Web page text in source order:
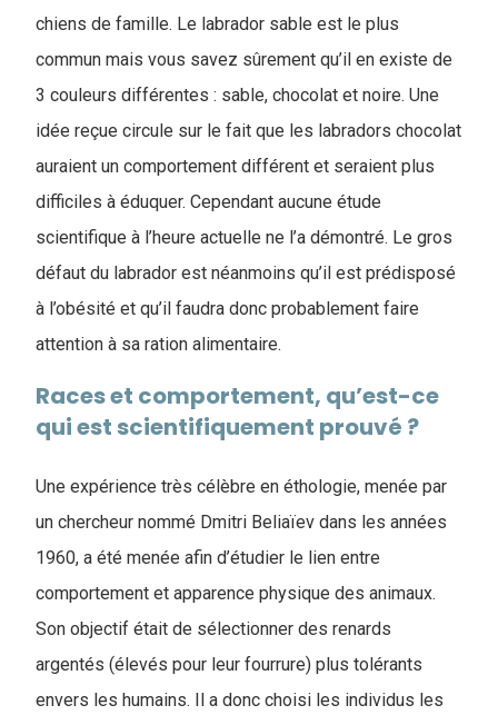
chiens de famille. Le labrador sable est le plus
commun mais vous savez sûrement qu’il en existe de
3 couleurs différentes : sable, chocolat et noire. Une
idée reçue circule sur le fait que les labradors chocolat
auraient un comportement différent et seraient plus
difficiles à éduquer. Cependant aucune étude
scientifique à l’heure actuelle ne l’a démontré. Le gros
défaut du labrador est néanmoins qu’il est prédisposé
à l’obésité et qu’il faudra donc probablement faire
attention à sa ration alimentaire.
Races et comportement, qu’est-ce
qui est scientifiquement prouvé ?
Une expérience très célèbre en éthologie, menée par
un chercheur nommé Dmitri Beliaïev dans les années
1960, a été menée afin d’étudier le lien entre
comportement et apparence physique des animaux.
Son objectif était de sélectionner des renards
argentés (élevés pour leur fourrure) plus tolérants
envers les humains. Il a donc choisi les individus les